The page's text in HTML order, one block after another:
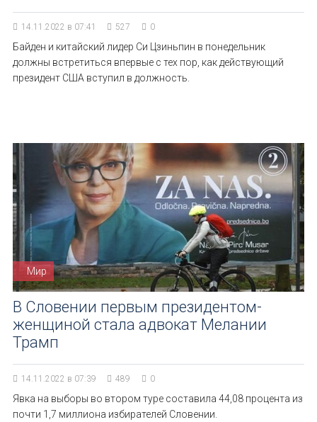
14.11.2022 в 07:41 527 0
Байден и китайский лидер Си Цзиньпин в понедельник
должны встретиться впервые с тех пор, как действующий
президент США вступил в должность.
Мир
В Словении первым президентом-
женщиной стала адвокат Мелании
Трамп
14.11.2022 в 07:39 489 0
Явка на выборы во втором туре составила 44,08 процента из
почти 1,7 миллиона избирателей Словении.